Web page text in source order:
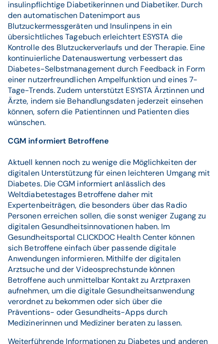
insulinpflichtige Diabetikerinnen und Diabetiker. Durch
den automatischen Datenimport aus
Blutzuckermessgeräten und Insulinpens in ein
übersichtliches Tagebuch erleichtert ESYSTA die
Kontrolle des Blutzuckerverlaufs und der Therapie. Eine
kontinuierliche Datenauswertung verbessert das
Diabetes-Selbstmanagement durch Feedback in Form
einer nutzerfreundlichen Ampelfunktion und eines 7-
Tage-Trends. Zudem unterstützt ESYSTA Ärztinnen und
Ärzte, indem sie Behandlungsdaten jederzeit einsehen
können, sofern die Patientinnen und Patienten dies
wünschen.
CGM informiert Betroffene
Aktuell kennen noch zu wenige die Möglichkeiten der
digitalen Unterstützung für einen leichteren Umgang mit
Diabetes. Die CGM informiert anlässlich des
Weltdiabetestages Betroffene daher mit
Expertenbeiträgen, die besonders über das Radio
Personen erreichen sollen, die sonst weniger Zugang zu
digitalen Gesundheitsinnovationen haben. Im
Gesundheitsportal CLICKDOC Health Center können
sich Betroffene einfach über passende digitale
Anwendungen informieren. Mithilfe der digitalen
Arztsuche und der Videosprechstunde können
Betroffene auch unmittelbar Kontakt zu Arztpraxen
aufnehmen, um die digitale Gesundheitsanwendung
verordnet zu bekommen oder sich über die
Präventions- oder Gesundheits-Apps durch
Medizinerinnen und Mediziner beraten zu lassen.
Weiterführende Informationen zu Diabetes und anderen